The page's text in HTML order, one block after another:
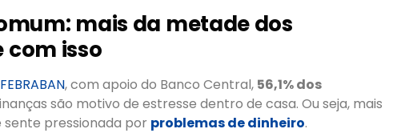
mais da metade dos
com isso
, com apoio do Banco Central, 56,1% dos
são motivo de estresse dentro de casa. Ou seja, mais
sente pressionada por problemas de dinheiro.